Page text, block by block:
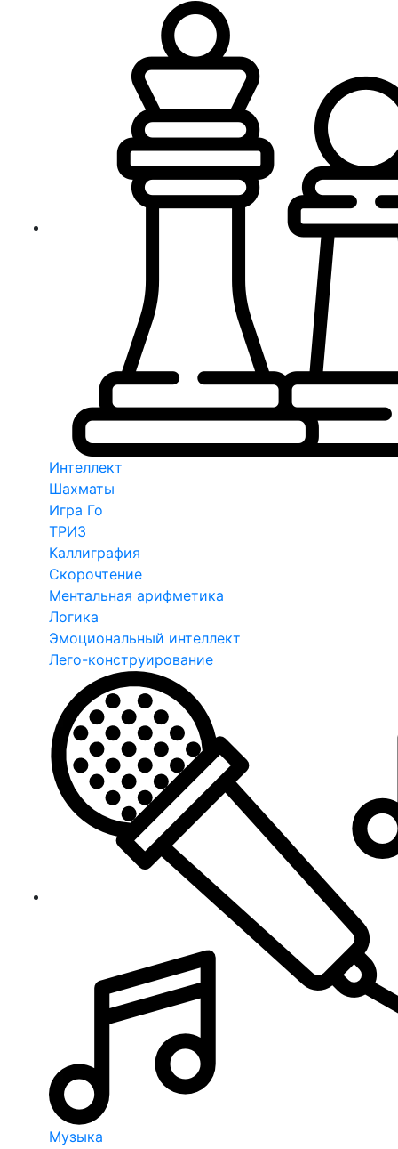
Интеллект
Шахматы
Игра Го
ТРИЗ
Каллиграфия
Скорочтение
Ментальная арифметика
Логика
Эмоциональный интеллект
Лего-конструирование
Музыка